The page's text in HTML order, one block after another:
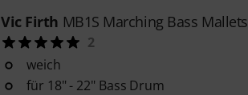
Vic Firth MB1S Marching Bass Mallets
2
weich
für 18" - 22" Bass Drum